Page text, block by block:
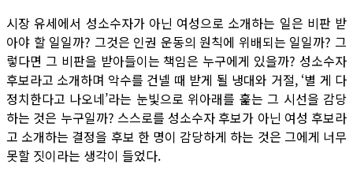
시장 유세에서 성소수자가 아닌 여성으로 소개하는 일은 비판 받
아야 할 일일까? 그것은 인권 운동의 원칙에 위배되는 일일까? 그
렇다면 그 비판을 받아들이는 책임은 누구에게 있을까? 성소수자
후보라고 소개하며 악수를 건넬 때 받게 될 냉대와 거절, ‘별 게 다
정치한다고 나오네’라는 눈빛으로 위아래를 훑는 그 시선을 감당
하는 것은 누구일까? 스스로를 성소수자 후보가 아닌 여성 후보라
고 소개하는 결정을 후보 한 명이 감당하게 하는 것은 그에게 너무
못할 짓이라는 생각이 들었다.